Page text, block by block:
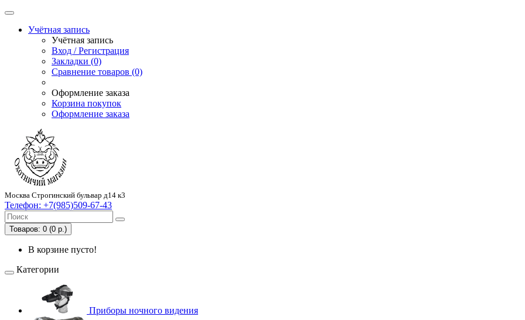
Учётная запись
Учётная запись
Вход / Регистрация
Закладки (0)
Сравнение товаров (0)
Оформление заказа
Корзина покупок
Оформление заказа
Москва Строгинский бульвар д14 к3
Телефон: +7(985)509-67-43
Товаров: 0 (0 р.)
В корзине пусто!
Категории
Приборы ночного видения